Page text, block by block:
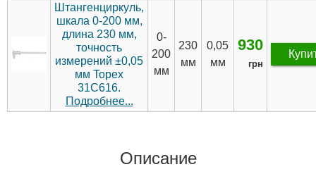
Штангенциркуль,
шкала 0-200 мм,
длина 230 мм,
точность
измерений ±0,05
мм Topex
31C616.
Подробнее...
0-
200
мм
230
мм
0,05
мм
930
грн
Описание